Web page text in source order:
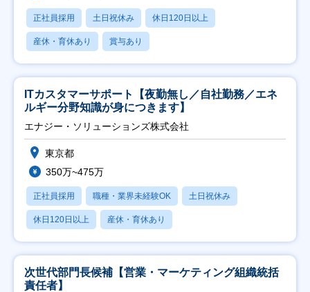
正社員採用 土日祝休み 休日120日以上
産休・育休あり 賞与あり
ITカスタマーサポート【夜勤無し／自社勤務／エネ
ルギー分野知識が身につきます】
エナジー・ソリューションズ株式会社
東京都
350万~475万
正社員採用 職種・業界未経験OK 土日祝休み
休日120日以上 産休・育休あり
次世代部門長候補【営業・マーケティング組織統括
責任者】